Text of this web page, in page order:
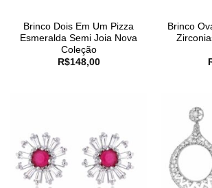
Brinco Dois Em Um Pizza
Esmeralda Semi Joia Nova
Coleção
R$148,00
Brinco